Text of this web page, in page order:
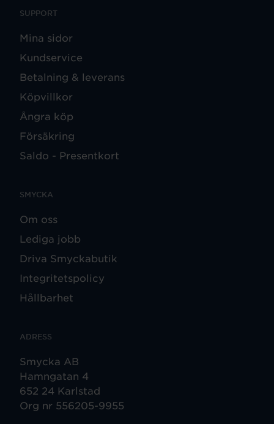
SUPPORT
Mina sidor
Kundservice
Betalning & leverans
Köpvillkor
Ångra köp
Försäkring
Saldo - Presentkort
SMYCKA
Om oss
Lediga jobb
Driva Smyckabutik
Integritetspolicy
Hållbarhet
ADRESS
Smycka AB
Hamngatan 4
652 24 Karlstad
Org nr 556205-9955